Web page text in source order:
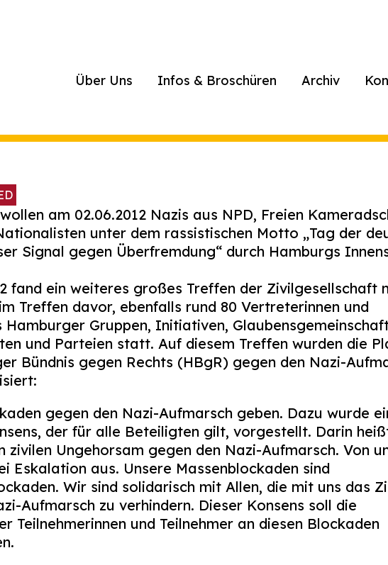
Über Uns Infos & Broschüren Archiv
am 02.06.2012 Nazis aus NPD, Freien
unter dem rassistischen Motto „Tag der
Signal gegen Überfremdung“ durch Hamburgs
fand ein weiteres großes Treffen der Zivilgesellschaft
Treffen davor, ebenfalls rund 80 Vertreterinnen und
Gruppen, Initiativen,
und Parteien statt. Auf diesem Treffen wurden die
Bündnis gegen Rechts (HBgR) gegen den Nazi-
gegen den Nazi-Aufmarsch geben. Dazu wurde
der für alle Beteiligten gilt, vorgestellt. Darin
zivilen Ungehorsam gegen den Nazi-Aufmarsch. Von
Eskalation aus. Unsere Massenblockaden sind
Wir sind solidarisch mit Allen, die mit uns das
Aufmarsch zu verhindern. Dieser Konsens soll die
Teilnehmerinnen und Teilnehmer an diesen Blockaden